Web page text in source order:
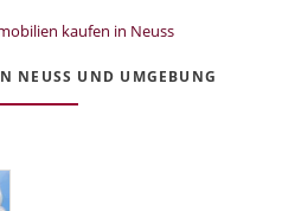
kaufen in Neuss
NEUSS UND UMGEBUNG